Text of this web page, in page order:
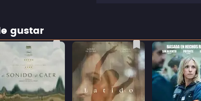
gustar